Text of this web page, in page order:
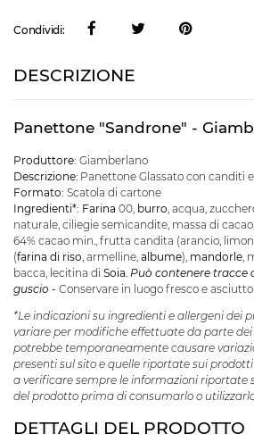
Condividi:
DESCRIZIONE
Panettone "Sandrone" -
Produttore: Giamberlano
Descrizione: Panettone Glassato con canditi
Formato: Scatola di cartone
Ingredienti*: Farina 00, burro , acqua,
naturale, ciliegie semicandite, massa di
64% cacao min., frutta candita (arancio,
(farina di riso , armelline, albume), mandorle ,
bacca, lecitina di Soia Può contenere tracce
guscio - Conservare in luogo fresco e asciutto
*Le indicazioni su ingredienti e allergeni dei
variare per modifiche effettuate da parte
potrebbe temporaneamente causare
presenti sul sito e quelle riportate sui
a verificare sempre le informazioni riportate
del prodotto prima di consumarlo o
DETTAGLI DEL PRODOTTO